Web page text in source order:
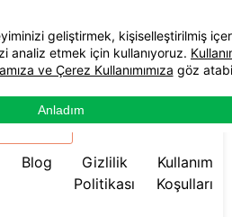
☰ Menü
Blog
Gizlilik
Politikası
Kullanım
Koşulları